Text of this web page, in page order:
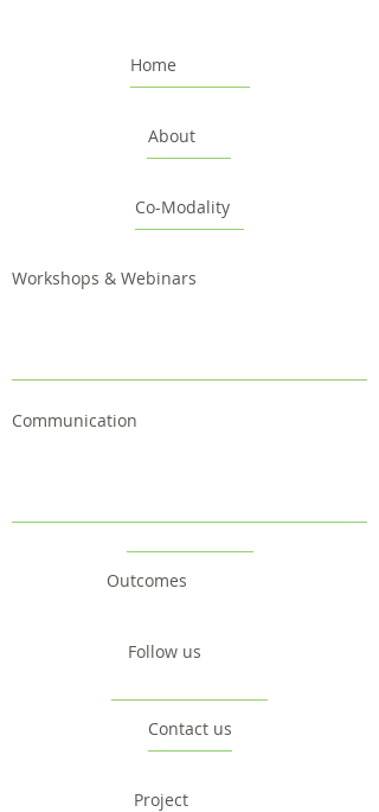
Home
About
Co-Modality
Workshops & Webinars
Outcomes
Contact us
Communication
Follow us
Project